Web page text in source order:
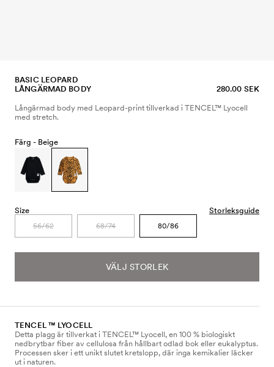
BASIC LEOPARD
LÅNGÄRMAD BODY
280.00 SEK
Långärmad body med Leopard-print tillverkad i TENCEL™ Lyocell
med stretch.
Färg - Beige
Size Storleksguide
56/62 68/74 80/86
VÄLJ STORLEK
TENCEL ™ LYOCELL
Detta plagg är tillverkat i TENCEL™ Lyocell, en 100 % biologiskt
nedbrytbar fiber av cellulosa från hållbart odlad bok eller eukalyptus.
Processen sker i ett unikt slutet kretslopp, där inga kemikalier läcker
ut i naturen.